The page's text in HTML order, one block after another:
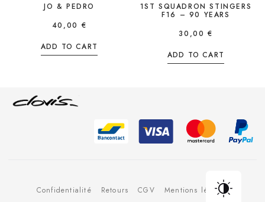
JO & PEDRO
40,00 €
ADD TO CART
1ST SQUADRON STINGERS
F16 – 90 YEARS
30,00 €
ADD TO CART
Confidentialité Retours CGV
Mentions légales